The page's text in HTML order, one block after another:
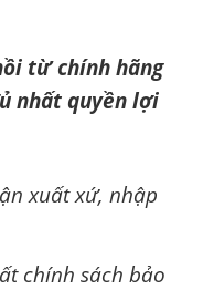
từ chính hãng
nhất quyền lợi
xuất xứ, nhập
chính sách bảo